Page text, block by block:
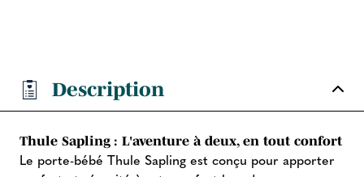
Description
Thule Sapling : L'aventure à deux, en tout confort
Le porte-bébé Thule Sapling est conçu pour apporter